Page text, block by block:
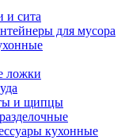
и сита
для мусора
ложки
и щипцы
кухонные